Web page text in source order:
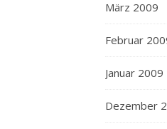
März 2009
Februar
Januar 2009
Dezember